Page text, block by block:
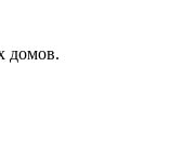
домов.